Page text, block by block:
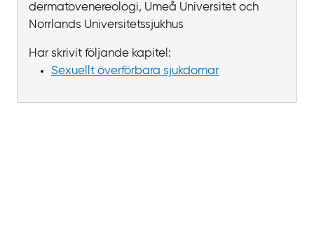
dermatovenereologi, Umeå Universitet och
Norrlands Universitetssjukhus
Har skrivit följande kapitel:
Sexuellt överförbara sjukdomar